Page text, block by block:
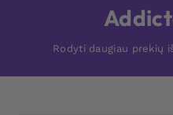
Rodyti daugiau prekių